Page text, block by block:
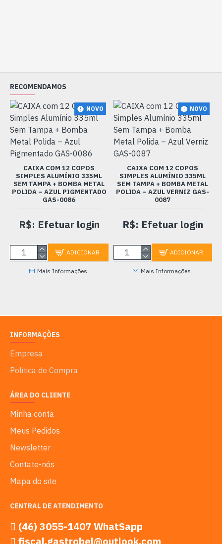
RECOMENDAMOS
NOVO
CAIXA COM 12 COPOS
SIMPLES ALUMÍNIO 335ML
SEM TAMPA + BOMBA METAL
POLIDA – AZUL PIGMENTADO
GAS-0086
R$: Efetuar login
ADICIONAR
Mais Informações
NOVO
CAIXA COM 12 COPOS
SIMPLES ALUMÍNIO 335ML
SEM TAMPA + BOMBA METAL
POLIDA – AZUL VERNIZ GAS-
0087
R$: Efetuar login
ADICIONAR
Mais Informações
INFORMAÇÕES
Empresa
Politica de Compra
ÁREA DO CLIENTE
Minha conta
Meus Pedidos
Newsletter
Contate-nós
Mapa do site
CENTRAL DE ATENDIMENTO
(46) 3055-1407 WhatSapp
fiscal.gastrobel@outlook.com